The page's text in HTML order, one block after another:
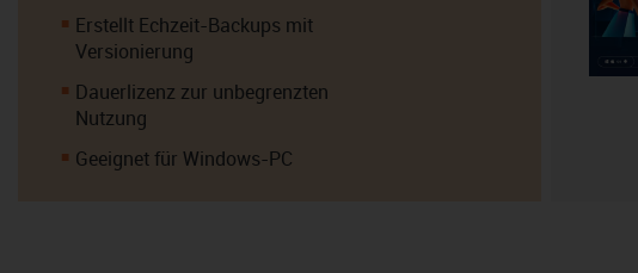
Erstellt Echzeit-Backups mit
Versionierung
Dauerlizenz zur unbegrenzten
Nutzung
Geeignet für Windows-PC